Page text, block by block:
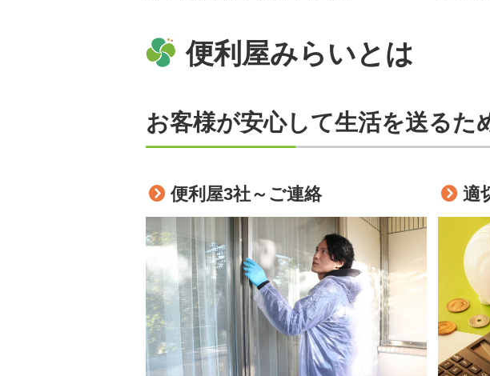
便利屋みらいとは
お客様が安心して生活を送るた
便利屋3社～ご連絡 適